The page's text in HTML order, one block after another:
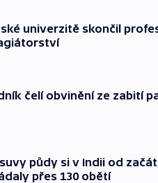
univerzitě skončil
čelí obvinění ze zabití
půdy si v Indii od
přes 130 obětí